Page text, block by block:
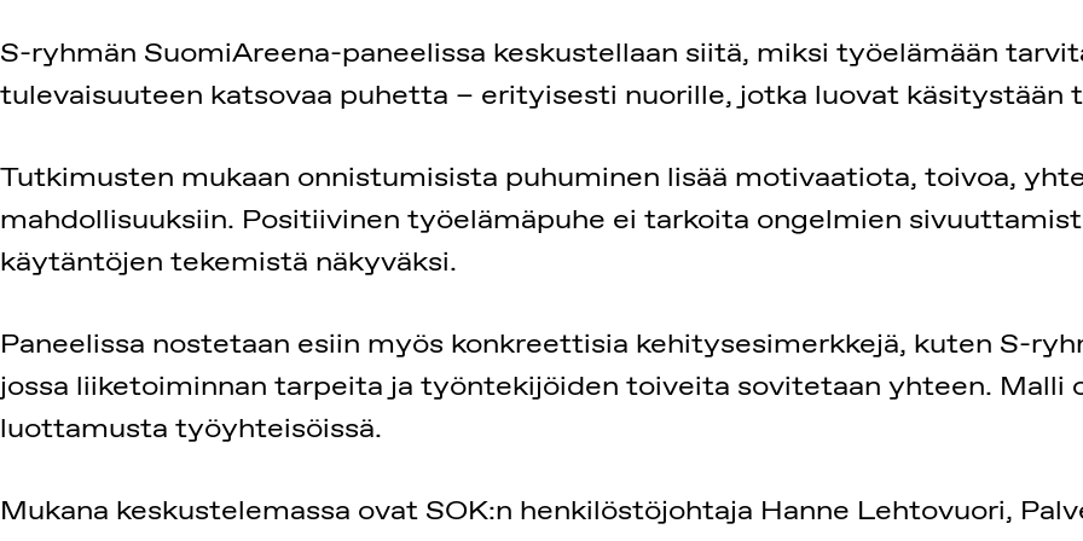
S-ryhmän SuomiAreena-paneelissa keskustellaan siitä, miksi työelämään
tulevaisuuteen katsovaa puhetta – erityisesti nuorille, jotka luovat käsitystään
Tutkimusten mukaan onnistumisista puhuminen lisää motivaatiota, toivoa,
mahdollisuuksiin. Positiivinen työelämäpuhe ei tarkoita ongelmien
käytäntöjen tekemistä näkyväksi.
Paneelissa nostetaan esiin myös konkreettisia kehitysesimerkkejä, kuten S-
jossa liiketoiminnan tarpeita ja työntekijöiden toiveita sovitetaan yhteen.
luottamusta työyhteisöissä.
Mukana keskustelemassa ovat SOK:n henkilöstöjohtaja Hanne Lehtovuori,